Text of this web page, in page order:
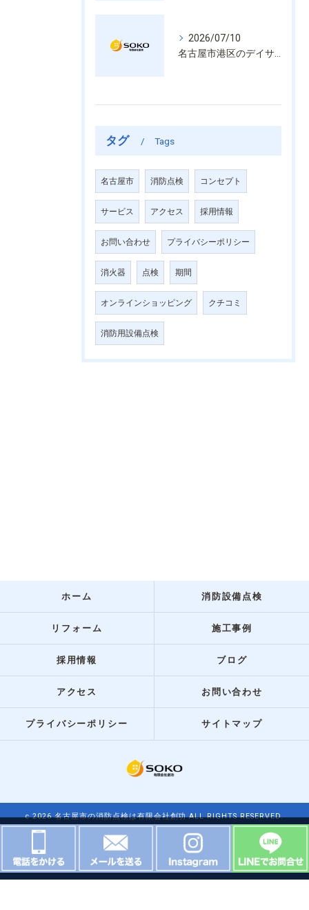
2026/07/10
タグ Tags
名古屋市 消防点検 コンセプト
サービス アクセス 採用情報
お問い合わせ プライバシーポリシー
消火器 点検 期間
オンラインショッピング クチコミ
消防用設備点検
ホーム 消防設備点検
リフォーム 施工事例
採用情報 ブログ
アクセス お問い合わせ
プライバシーポリシー サイトマップ
c 2026 名古屋市の消防点検は有限会社創功 ALL RIGHTS RESERVED.